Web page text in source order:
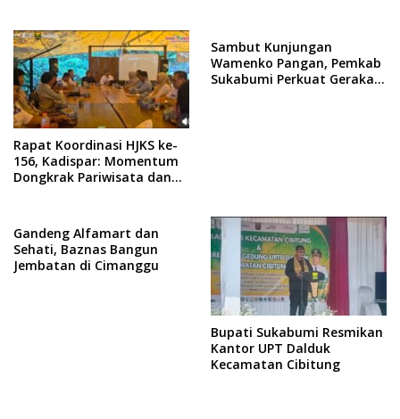
Rapat Koordinasi HJKS ke-
156, Kadispar: Momentum
Dongkrak Pariwisata dan
Sambut Kunjungan
Wamenko Pangan, Pemkab
Sukabumi Perkuat Gerakan
Gandeng Alfamart dan
Sehati, Baznas Bangun
Jembatan di Cimanggu
Bupati Sukabumi Resmikan
Kantor UPT Dalduk
Kecamatan Cibitung